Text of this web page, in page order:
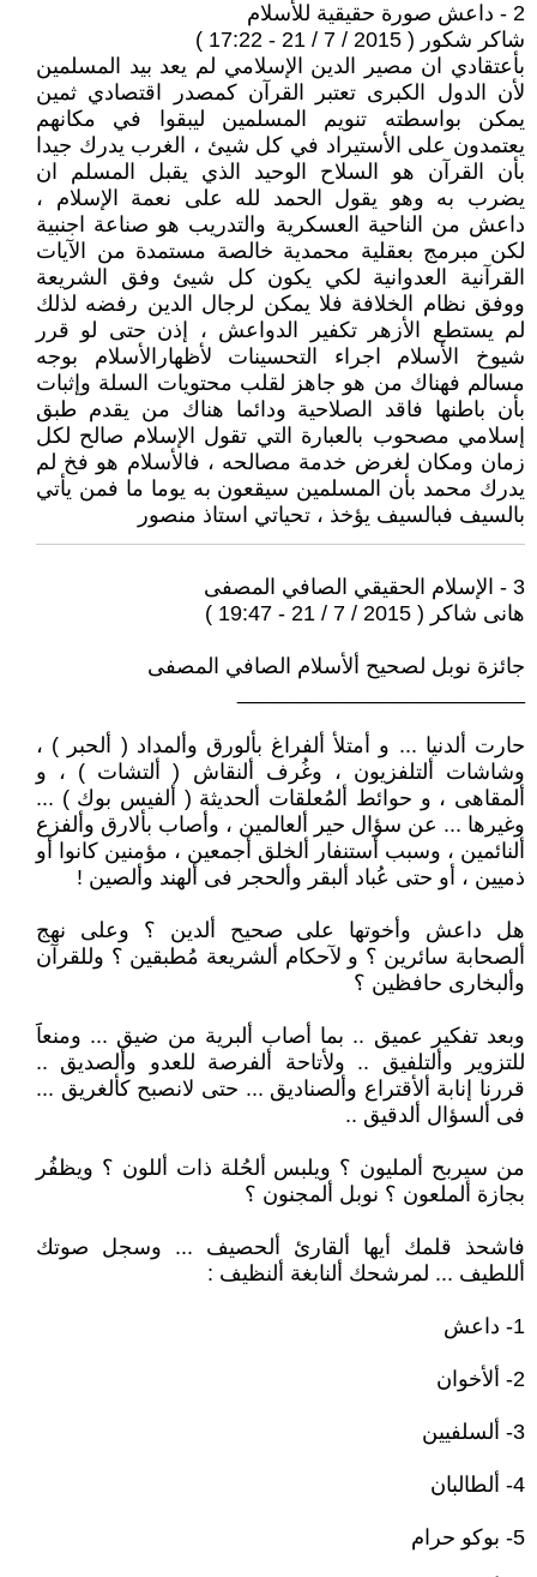
2 - داعش صورة حقيقية للأسلام
شاكر شكور ( 2015 / 7 / 21 - 17:22 )
بأعتقادي ان مصير الدين الإسلامي لم يعد بيد المسلمين
لأن الدول الكبرى تعتبر القرآن كمصدر اقتصادي ثمين
يمكن بواسطته تنويم المسلمين ليبقوا في مكانهم
يعتمدون على الأستيراد في كل شيئ ، الغرب يدرك جيدا
بأن القرآن هو السلاح الوحيد الذي يقبل المسلم ان
يضرب به وهو يقول الحمد لله على نعمة الإسلام ،
داعش من الناحية العسكرية والتدريب هو صناعة اجنبية
لكن مبرمج بعقلية محمدية خالصة مستمدة من الآيات
القرآنية العدوانية لكي يكون كل شيئ وفق الشريعة
ووفق نظام الخلافة فلا يمكن لرجال الدين رفضه لذلك
لم يستطع الأزهر تكفير الدواعش ، إذن حتى لو قرر
شيوخ الأسلام اجراء التحسينات لأظهارالأسلام بوجه
مسالم فهناك من هو جاهز لقلب محتويات السلة وإثبات
بأن باطنها فاقد الصلاحية ودائما هناك من يقدم طبق
إسلامي مصحوب بالعبارة التي تقول الإسلام صالح لكل
زمان ومكان لغرض خدمة مصالحه ، فالأسلام هو فخ لم
يدرك محمد بأن المسلمين سيقعون به يوما ما فمن يأتي
بالسيف فبالسيف يؤخذ ، تحياتي استاذ منصور
3 - الإسلام الحقيقي الصافي المصفى
هانى شاكر ( 2015 / 7 / 21 - 19:47 )
جائزة نوبل لصحيح ألأسلام الصافي المصفى
حارت ألدنيا ... و أمتلأ ألفراغ بألورق وألمداد ( ألحبر ) ،
وشاشات ألتلفزيون ، وغُرف ألنقاش ( ألتشات ) ، و
ألمقاهى ، و حوائط ألمُعلقات ألحديثة ( ألفيس بوك ) ...
وغيرها ... عن سؤال حير ألعالمين ، وأصاب بألارق وألفزع
ألنائمين ، وسبب أستنفار ألخلق أجمعين ، مؤمنين كانوا أو
ذميين ، أو حتى عُباد ألبقر وألحجر فى ألهند وألصين !
هل داعش وأخوتها على صحيح ألدين ؟ وعلى نهج
ألصحابة سائرين ؟ و لآحكام ألشريعة مُطبقين ؟ وللقرآن
وألبخارى حافظين ؟
وبعد تفكير عميق .. بما أصاب ألبرية من ضيق ... ومنعاََ
للتزوير وألتلفيق .. ولأتاحة ألفرصة للعدو وألصديق ..
قررنا إنابة ألأقتراع وألصناديق ... حتى لانصبح كألغريق ...
فى ألسؤال ألدقيق ..
من سيربح ألمليون ؟ ويلبس ألحُلة ذات أللون ؟ ويظفُر
بجازة ألملعون ؟ نوبل ألمجنون ؟
فاشحذ قلمك أيها ألقارئ ألحصيف ... وسجل صوتك
أللطيف ... لمرشحك ألنابغة ألنظيف :
1- داعش
2- ألأخوان
3- ألسلفيين
4- ألطالبان
5- بوكو حرام